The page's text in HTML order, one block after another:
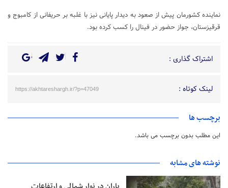
نماینده کشورمان پیش از صعود به دیدار پایانی نیز با غلبه بر حریفانی از کامبوج و
قرقیزستان، جواز حضور در فینال را کسب کرده بود.
اشتراک گذاری :
لینک کوتاه : https://akhtareshargh.ir/?p=47049
برچسب ها
این مطلب بدون برچسب می باشد.
نوشته های مشابه